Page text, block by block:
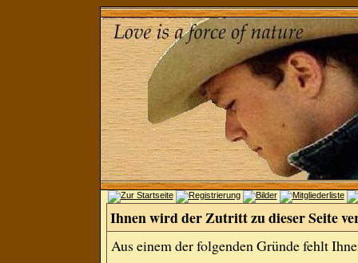
Ihnen wird der Zutritt zu dieser Seite
Aus einem der folgenden Gründe fehlt